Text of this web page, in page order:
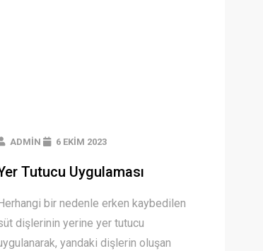
ADMIN 6 EKIM 2023
Tutucu Uygulaması
Herhangi bir nedenle erken kaybedilen
dişlerinin yerine yer tutucu
yandaki dişlerin oluşan